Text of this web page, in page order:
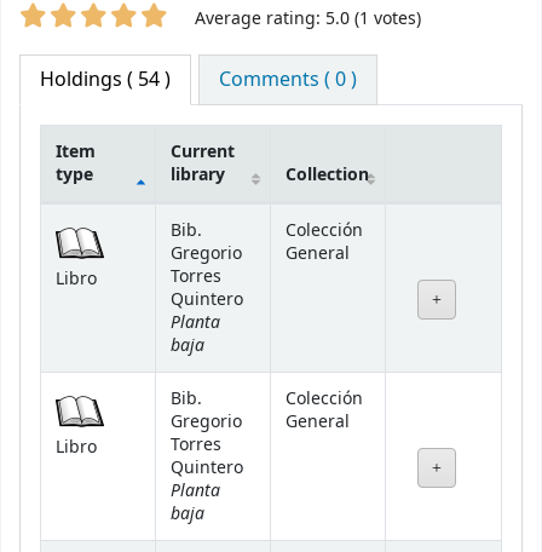
Star ratings Average rating: 5.0 (1 votes)
Holdings ( 54 ) Comments ( 0 )
Item
type
Current
library
Collection
Libro
Bib.
Gregorio
Torres
Quintero
Planta
baja
Colección
General
Libro
Bib.
Gregorio
Torres
Quintero
Planta
baja
Colección
General